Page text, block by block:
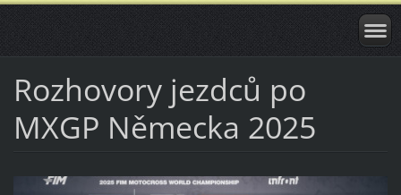
Rozhovory jezdců po
MXGP Německa 2025